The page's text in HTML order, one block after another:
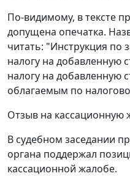
По-видимому, в тексте
допущена опечатка.
читать: "Инструкция по
налогу на добавленную
налогу на добавленную
облагаемым по
Отзыв на кассационную
В судебном заседании
органа поддержал
кассационной жалобе.